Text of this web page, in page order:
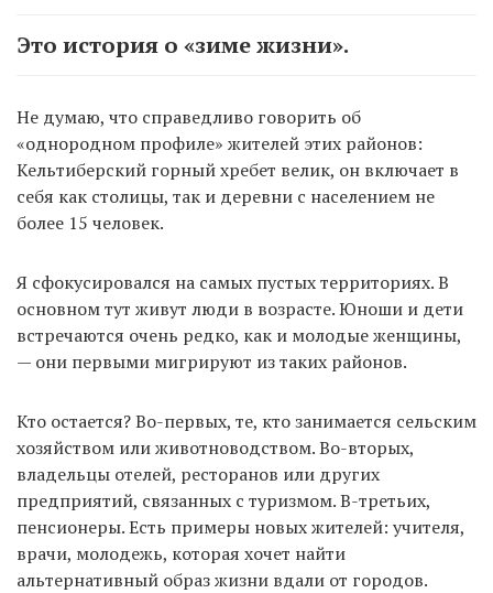
Это история о «зиме жизни».
Не думаю, что справедливо говорить об
«однородном профиле» жителей этих районов:
Кельтиберский горный хребет велик, он включает в
себя как столицы, так и деревни с населением не
более 15 человек.
Я сфокусировался на самых пустых территориях. В
основном тут живут люди в возрасте. Юноши и дети
встречаются очень редко, как и молодые женщины,
— они первыми мигрируют из таких районов.
Кто остается? Во-первых, те, кто занимается сельским
хозяйством или животноводством. Во-вторых,
владельцы отелей, ресторанов или других
предприятий, связанных с туризмом. В-третьих,
пенсионеры. Есть примеры новых жителей: учителя,
врачи, молодежь, которая хочет найти
альтернативный образ жизни вдали от городов.